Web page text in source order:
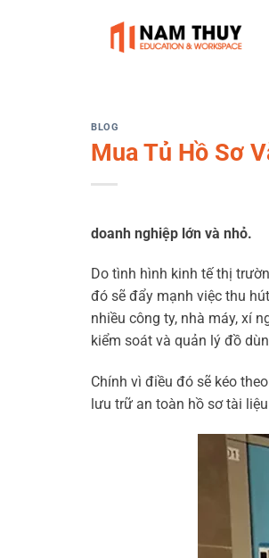
BLOG
Mua Tủ Hồ Sơ
doanh nghiệp lớn và nhỏ.
Do tình hình kinh tế thị
đó sẽ đẩy mạnh việc thu
nhiều công ty, nhà máy, xí
kiểm soát và quản lý đồ
Chính vì điều đó sẽ kéo
lưu trữ an toàn hồ sơ tài